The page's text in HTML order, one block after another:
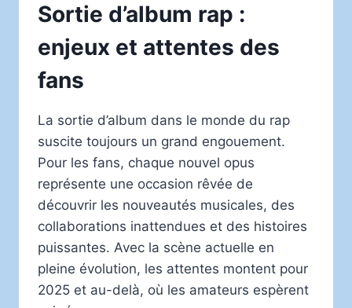
Sortie d’album rap :
enjeux et attentes des
fans
La sortie d’album dans le monde du rap
suscite toujours un grand engouement.
Pour les fans, chaque nouvel opus
représente une occasion rêvée de
découvrir les nouveautés musicales, des
collaborations inattendues et des histoires
puissantes. Avec la scène actuelle en
pleine évolution, les attentes montent pour
2025 et au-delà, où les amateurs espèrent